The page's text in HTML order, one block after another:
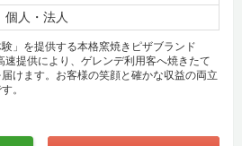
個人・法人
」を提供する本格窯焼きピザブランド
速提供により、ゲレンデ利用客へ焼きたて
けます。お客様の笑顔と確かな収益の両立
。